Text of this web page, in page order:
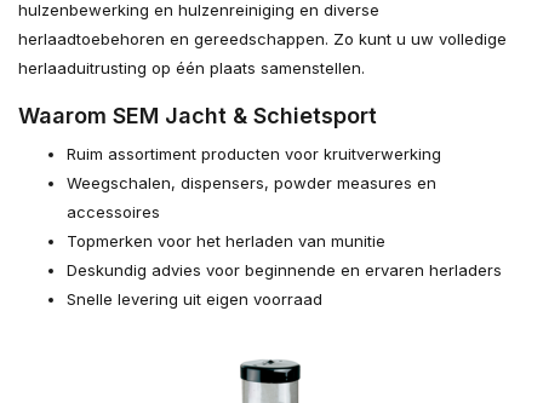
hulzenbewerking en hulzenreiniging en diverse
herlaadtoebehoren en gereedschappen. Zo kunt u uw volledige
herlaaduitrusting op één plaats samenstellen.
Waarom SEM Jacht & Schietsport
Ruim assortiment producten voor kruitverwerking
Weegschalen, dispensers, powder measures en
accessoires
Topmerken voor het herladen van munitie
Deskundig advies voor beginnende en ervaren herladers
Snelle levering uit eigen voorraad